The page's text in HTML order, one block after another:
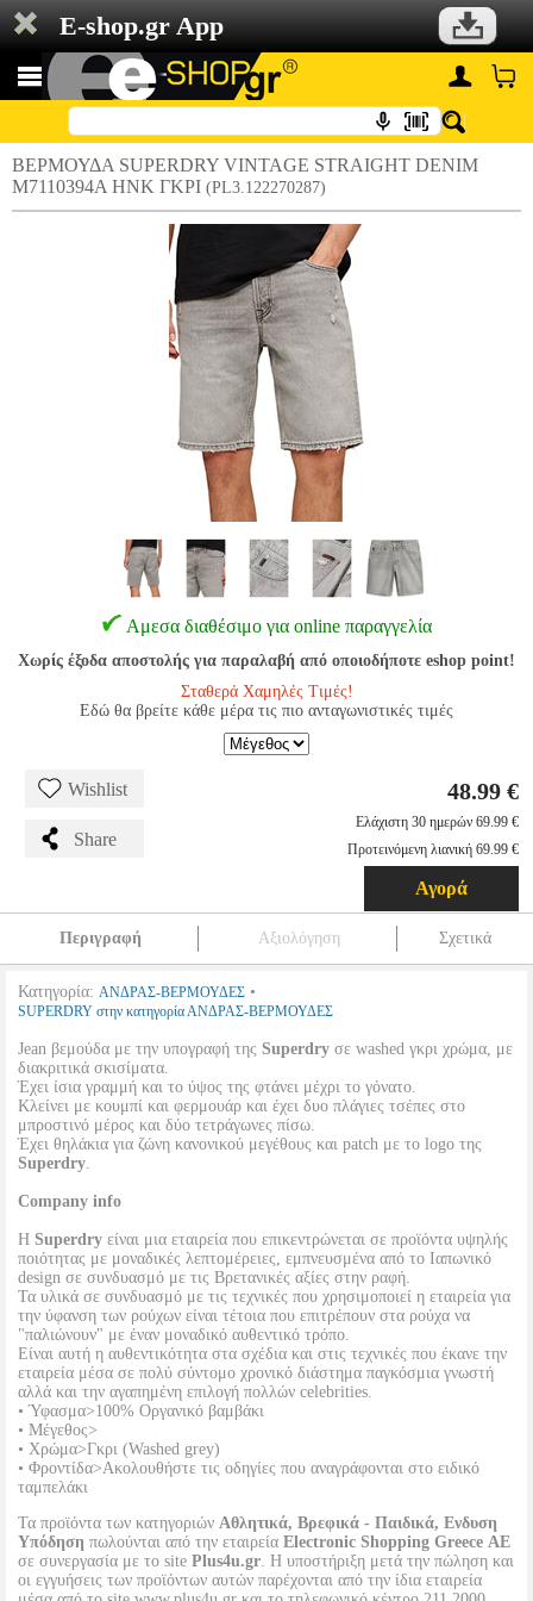
E-shop.gr App
ΒΕΡΜΟΥΔΑ SUPERDRY VINTAGE STRAIGHT DENIM
M7110394A HNK ΓΚΡΙ (PL3.122270287)
Αμεσα διαθέσιμο για online παραγγελία
Χωρίς έξοδα αποστολής για παραλαβή από οποιοδήποτε eshop point!
Σταθερά Χαμηλές Τιμές!
Εδώ θα βρείτε κάθε μέρα τις πιο ανταγωνιστικές τιμές
Wishlist
Share
48.99 €
Ελάχιστη 30 ημερών 69.99 €
Προτεινόμενη λιανική 69.99 €
Αγορά
Περιγραφή Αξιολόγηση Σχετικά
Κατηγορία: ΑΝΔΡΑΣ-ΒΕΡΜΟΥΔΕΣ •
SUPERDRY στην κατηγορία ΑΝΔΡΑΣ-ΒΕΡΜΟΥΔΕΣ
Jean βεμούδα με την υπογραφή της Superdry σε washed γκρι χρώμα, με
διακριτικά σκισίματα.
Έχει ίσια γραμμή και το ύψος της φτάνει μέχρι το γόνατο.
Κλείνει με κουμπί και φερμουάρ και έχει δυο πλάγιες τσέπες στο
μπροστινό μέρος και δύο τετράγωνες πίσω.
Έχει θηλάκια για ζώνη κανονικού μεγέθους και patch με το logo της
Superdry.
Company info
Η Superdry είναι μια εταιρεία που επικεντρώνεται σε προϊόντα υψηλής
ποιότητας με μοναδικές λεπτομέρειες, εμπνευσμένα από το Ιαπωνικό
design σε συνδυασμό με τις Βρετανικές αξίες στην ραφή.
Τα υλικά σε συνδυασμό με τις τεχνικές που χρησιμοποιεί η εταιρεία για
την ύφανση των ρούχων είναι τέτοια που επιτρέπουν στα ρούχα να
"παλιώνουν" με έναν μοναδικό αυθεντικό τρόπο.
Είναι αυτή η αυθεντικότητα στα σχέδια και στις τεχνικές που έκανε την
εταιρεία μέσα σε πολύ σύντομο χρονικό διάστημα παγκόσμια γνωστή
αλλά και την αγαπημένη επιλογή πολλών celebrities.
• Ύφασμα>100% Οργανικό βαμβάκι
• Μέγεθος>
• Χρώμα>Γκρι (Washed grey)
• Φροντίδα>Ακολουθήστε τις οδηγίες που αναγράφονται στο ειδικό
ταμπελάκι
Τα προϊόντα των κατηγοριών Αθλητικά, Βρεφικά - Παιδικά, Ενδυση
Υπόδηση πωλούνται από την εταιρεία Electronic Shopping Greece ΑΕ
σε συνεργασία με το site Plus4u.gr. Η υποστήριξη μετά την πώληση και
οι εγγυήσεις των προϊόντων αυτών παρέχονται από την ίδια εταιρεία